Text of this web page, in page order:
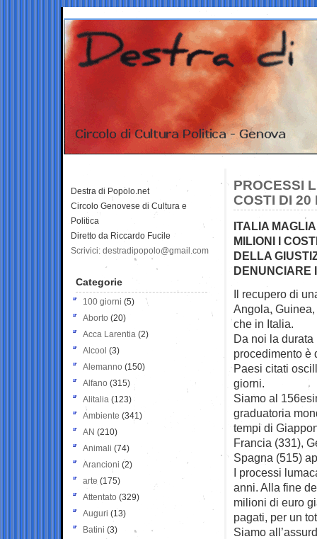
PROCESSI
COSTI DI 20
ITALIA
MILIONI I
DELLA
DENUNCIARE
Il recupero di
Angola, Guinea,
che in Italia.
Da noi la
procedimento è
Paesi citati
giorni.
Siamo al
graduatoria
tempi di
Francia (331),
Spagna (515)
I processi
anni. Alla fine
milioni di euro
pagati, per un
Siamo
Destra di Popolo.net
Circolo Genovese di Cultura e
Politica
Diretto da Riccardo Fucile
Scrivici: destradipopolo@gmail.com
Categorie
100 giorni (5)
Aborto (20)
Acca Larentia (2)
Alcool (3)
Alemanno (150)
Alfano (315)
Alitalia (123)
Ambiente (341)
AN (210)
Animali (74)
Arancioni (2)
arte (175)
Attentato (329)
Auguri (13)
Batini (3)